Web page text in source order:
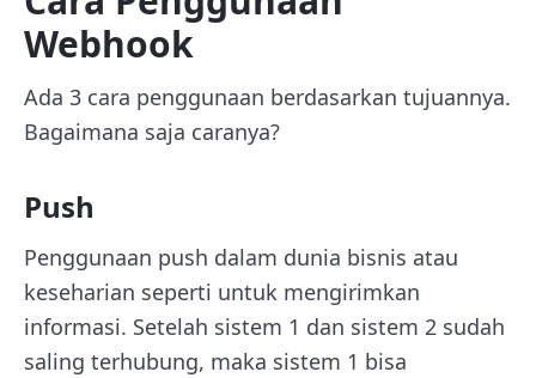
Webhook
Ada 3 cara penggunaan berdasarkan tujuannya.
Bagaimana saja caranya?
Push
Penggunaan push dalam dunia bisnis atau
keseharian seperti untuk mengirimkan
informasi. Setelah sistem 1 dan sistem 2 sudah
saling terhubung, maka sistem 1 bisa